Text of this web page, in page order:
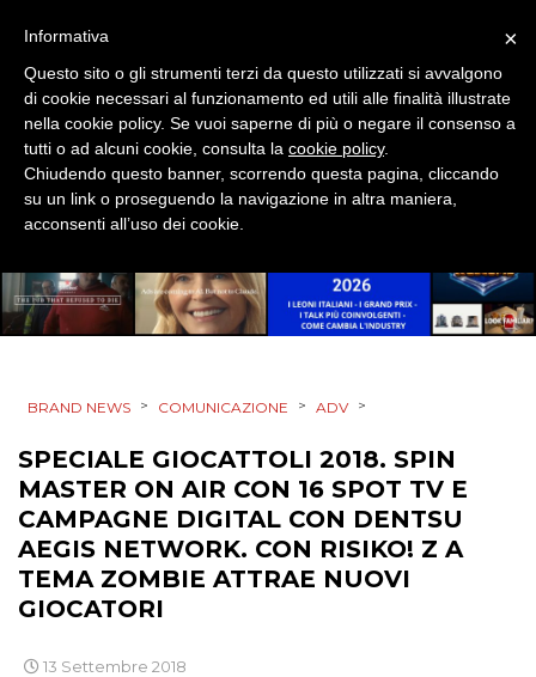
PROMOZIONI
PRODOTTI
CSR
CINEMA
DIGITALE
EDITORIA
BRAND NEWS > COMUNICAZIONE > ADV >
SPECIALE GIOCATTOLI 2018. SPIN
MASTER ON AIR CON 16 SPOT TV E
CAMPAGNE DIGITAL CON DENTSU
AEGIS NETWORK. CON RISIKO! Z A
TEMA ZOMBIE ATTRAE NUOVI
GIOCATORI
13 Settembre 2018
×
Informativa
Questo sito o gli strumenti terzi da questo utilizzati si avvalgono
di cookie necessari al funzionamento ed utili alle finalità illustrate
nella cookie policy. Se vuoi saperne di più o negare il consenso a
tutti o ad alcuni cookie, consulta la cookie policy.
Chiudendo questo banner, scorrendo questa pagina, cliccando
su un link o proseguendo la navigazione in altra maniera,
acconsenti all’uso dei cookie.